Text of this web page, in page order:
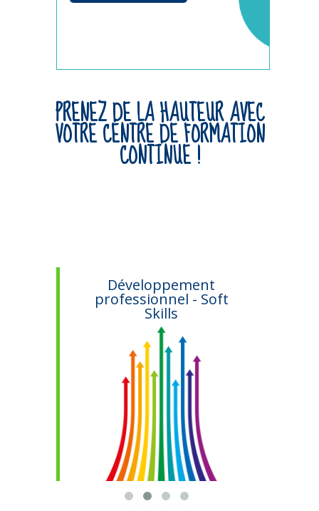
PRENEZ DE LA HAUTEUR AVEC
VOTRE CENTRE DE FORMATION
CONTINUE !
Développement
professionnel - Soft
Skills